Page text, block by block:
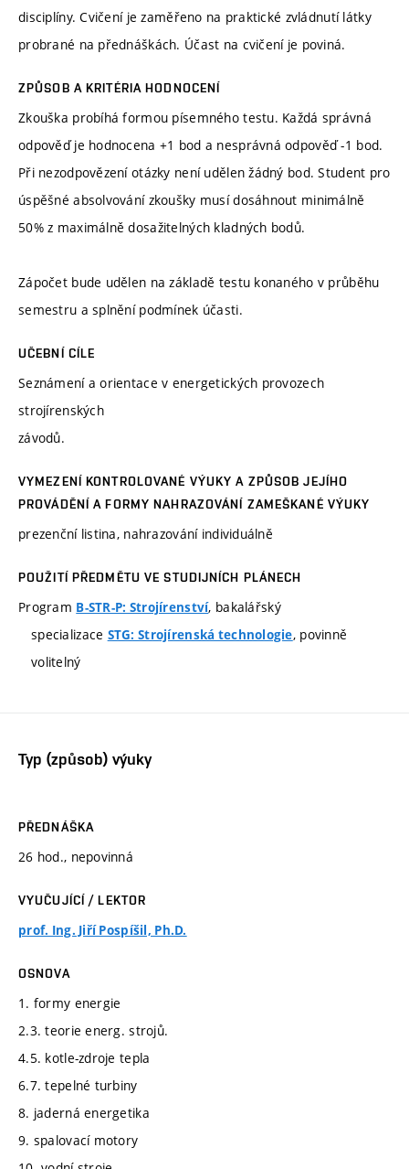
disciplíny. Cvičení je zaměřeno na praktické zvládnutí látky
probrané na přednáškách. Účast na cvičení je poviná.
ZPŮSOB A KRITÉRIA HODNOCENÍ
Zkouška probíhá formou písemného testu. Každá správná
odpověď je hodnocena +1 bod a nesprávná odpověď -1 bod.
Při nezodpovězení otázky není udělen žádný bod. Student pro
úspěšné absolvování zkoušky musí dosáhnout minimálně
50% z maximálně dosažitelných kladných bodů.
Zápočet bude udělen na základě testu konaného v průběhu
semestru a splnění podmínek účasti.
UČEBNÍ CÍLE
Seznámení a orientace v energetických provozech
strojírenských
závodů.
VYMEZENÍ KONTROLOVANÉ VÝUKY A ZPŮSOB JEJÍHO
PROVÁDĚNÍ A FORMY NAHRAZOVÁNÍ ZAMEŠKANÉ VÝUKY
prezenční listina, nahrazování individuálně
POUŽITÍ PŘEDMĚTU VE STUDIJNÍCH PLÁNECH
Program B-STR-P: Strojírenství, bakalářský
specializace STG: Strojírenská technologie, povinně
volitelný
Typ (způsob) výuky
PŘEDNÁŠKA
26 hod., nepovinná
VYUČUJÍCÍ / LEKTOR
prof. Ing. Jiří Pospíšil, Ph.D.
OSNOVA
1. formy energie
2.3. teorie energ. strojů.
4.5. kotle-zdroje tepla
6.7. tepelné turbiny
8. jaderná energetika
9. spalovací motory